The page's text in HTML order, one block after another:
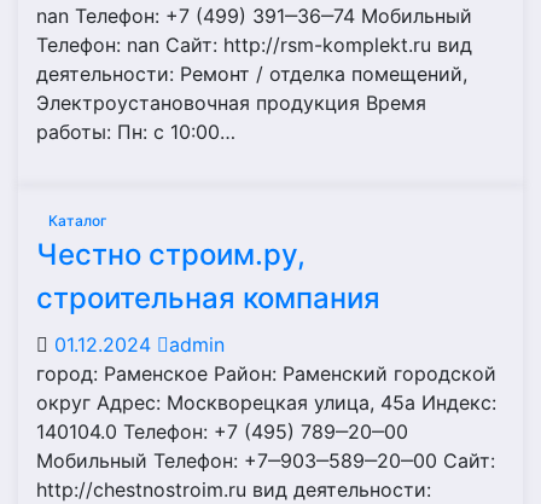
nan Телефон: +7 (499) 391‒36‒74 Мобильный
Телефон: nan Сайт: http://rsm-komplekt.ru вид
деятельности: Ремонт / отделка помещений,
Электроустановочная продукция Время
работы: Пн: с 10:00…
Каталог
Честно строим.ру,
строительная компания
01.12.2024
admin
город: Раменское Район: Раменский городской
округ Адрес: Москворецкая улица, 45а Индекс:
140104.0 Телефон: +7 (495) 789‒20‒00
Мобильный Телефон: +7‒903‒589‒20‒00 Сайт:
http://chestnostroim.ru вид деятельности: